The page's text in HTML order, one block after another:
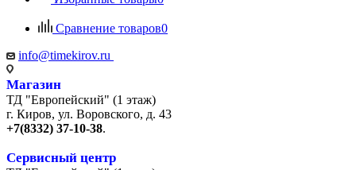
Сравнение товаров0
info@timekirov.ru
Магазин
ТД "Европейский" (1 этаж)
г. Киров, ул. Воровского, д. 43
+7(8332) 37-10-38.
Сервисный центр